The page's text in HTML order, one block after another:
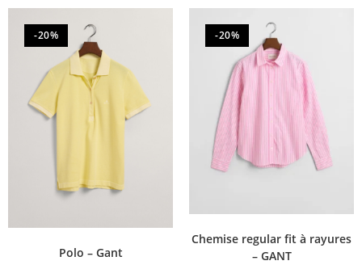
-20%
Polo – Gant
-20%
Chemise regular fit à rayures
– GANT